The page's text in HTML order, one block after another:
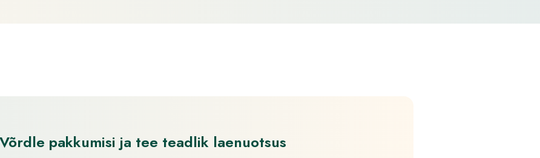
Võrdle pakkumisi ja tee teadlik laenuotsus